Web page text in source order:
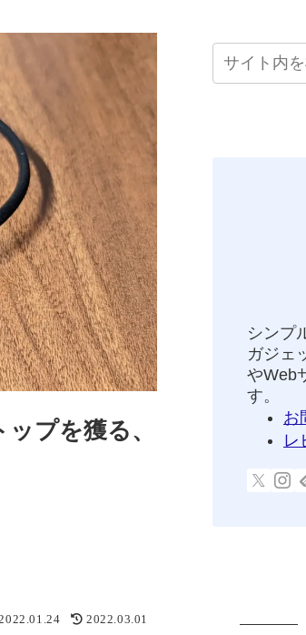
プを獲る、
2022.03.01
シンプ
ガジェ
やWeb
す。
お
レ